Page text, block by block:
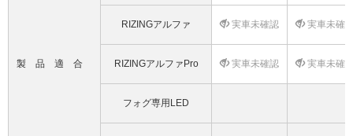
製品適合
RIZINGアルファ 実車未確認 実車未確
RIZINGアルファPro 実車未確認 実車未確
フォグ専用LED